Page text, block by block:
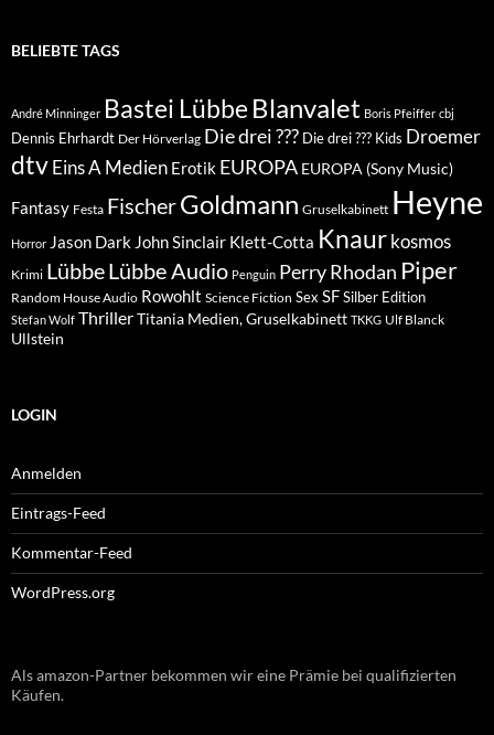
BELIEBTE TAGS
André Minninger Bastei Lübbe Blanvalet Boris Pfeiffer cbj
Dennis Ehrhardt Der Hörverlag Die drei ??? Die drei ??? Kids Droemer
dtvEins A Medien Erotik EUROPA EUROPA (Sony Music)
Fantasy Festa FischerGoldmann Gruselkabinett Heyne
Horror Jason Dark John Sinclair Klett-Cotta Knaur kosmos
Krimi LübbeLübbe Audio Penguin Perry Rhodan Piper
Random House Audio Rowohlt Science Fiction Sex SFSilber Edition
Stefan Wolf ThrillerTitania Medien, Gruselkabinett TKKG Ulf Blanck
Ullstein
LOGIN
Anmelden
Eintrags-Feed
Kommentar-Feed
WordPress.org
Als amazon-Partner bekommen wir eine Prämie bei qualifizierten
Käufen.